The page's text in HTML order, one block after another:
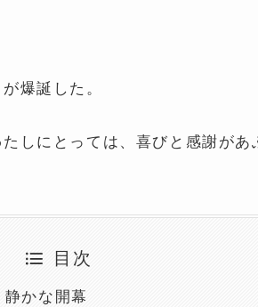
爆誕した。
しにとっては、喜びと感謝が
目次
かな開幕